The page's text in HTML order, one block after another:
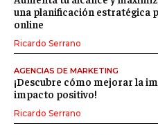
una planificación estratégica
online
Ricardo Serrano
AGENCIAS DE MARKETING
¡Descubre cómo mejorar la
impacto positivo!
Ricardo Serrano